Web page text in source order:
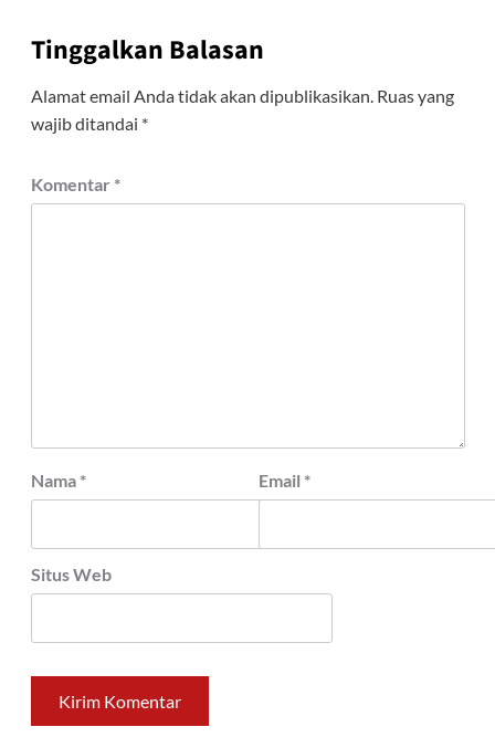
Tinggalkan Balasan
Alamat email Anda tidak akan dipublikasikan. Ruas yang
wajib ditandai *
Komentar *
Nama * Email *
Situs Web